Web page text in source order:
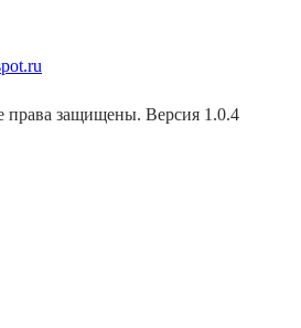
права защищены. Версия 1.0.4